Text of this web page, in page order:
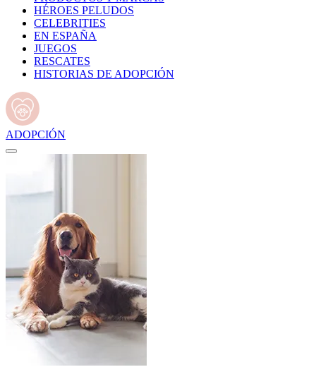
HÉROES PELUDOS
CELEBRITIES
EN ESPAÑA
JUEGOS
RESCATES
HISTORIAS DE ADOPCIÓN
ADOPCIÓN